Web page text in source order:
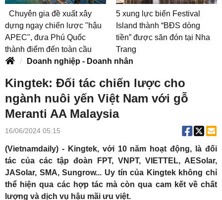
Chuyên gia đề xuất xây
dựng ngay chiến lược "hậu
APEC", đưa Phú Quốc
thành điểm đến toàn cầu
5 xung lực biến Festival
Island thành “BĐS dòng
tiền” được săn đón tại Nha
Trang
Doanh nghiệp - Doanh nhân
Kingtek: Đối tác chiến lược cho
ngành nuôi yến Việt Nam với gỗ
Meranti AA Malaysia
16/06/2024 05:15
(Vietnamdaily) - Kingtek, với 10 năm hoạt động, là đối
tác của các tập đoàn FPT, VNPT, VIETTEL, AESolar,
JASolar, SMA, Sungrow... Uy tín của Kingtek không chỉ
thể hiện qua các hợp tác mà còn qua cam kết về chất
lượng và dịch vụ hậu mãi ưu việt.